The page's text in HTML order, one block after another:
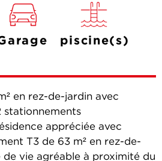
piscine(s)
en rez-de-jardin avec
stationnements
appréciée avec
T3 de 63 m² en rez-de-
vie agréable à proximité du